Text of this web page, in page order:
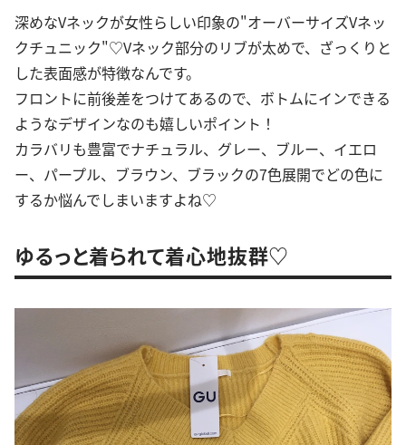
深めなVネックが女性らしい印象の"オーバーサイズVネッ
クチュニック"♡Vネック部分のリブが太めで、ざっくりと
した表面感が特徴なんです。
フロントに前後差をつけてあるので、ボトムにインできる
ようなデザインなのも嬉しいポイント！
カラバリも豊富でナチュラル、グレー、ブルー、イエロ
ー、パープル、ブラウン、ブラックの7色展開でどの色に
するか悩んでしまいますよね♡
ゆるっと着られて着心地抜群♡